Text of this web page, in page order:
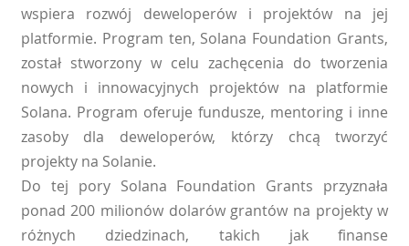
wspiera rozwój deweloperów i projektów na jej
platformie. Program ten, Solana Foundation Grants,
został stworzony w celu zachęcenia do tworzenia
nowych i innowacyjnych projektów na platformie
Solana. Program oferuje fundusze, mentoring i inne
zasoby dla deweloperów, którzy chcą tworzyć
projekty na Solanie.
Do tej pory Solana Foundation Grants przyznała
ponad 200 milionów dolarów grantów na projekty w
różnych dziedzinach, takich jak finanse